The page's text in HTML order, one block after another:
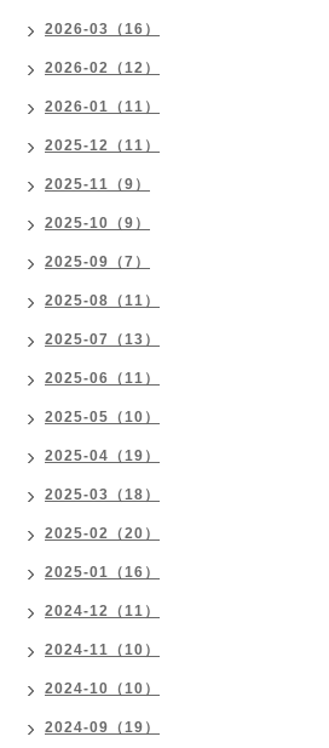
2026-03（16）
2026-02（12）
2026-01（11）
2025-12（11）
2025-11（9）
2025-10（9）
2025-09（7）
2025-08（11）
2025-07（13）
2025-06（11）
2025-05（10）
2025-04（19）
2025-03（18）
2025-02（20）
2025-01（16）
2024-12（11）
2024-11（10）
2024-10（10）
2024-09（19）